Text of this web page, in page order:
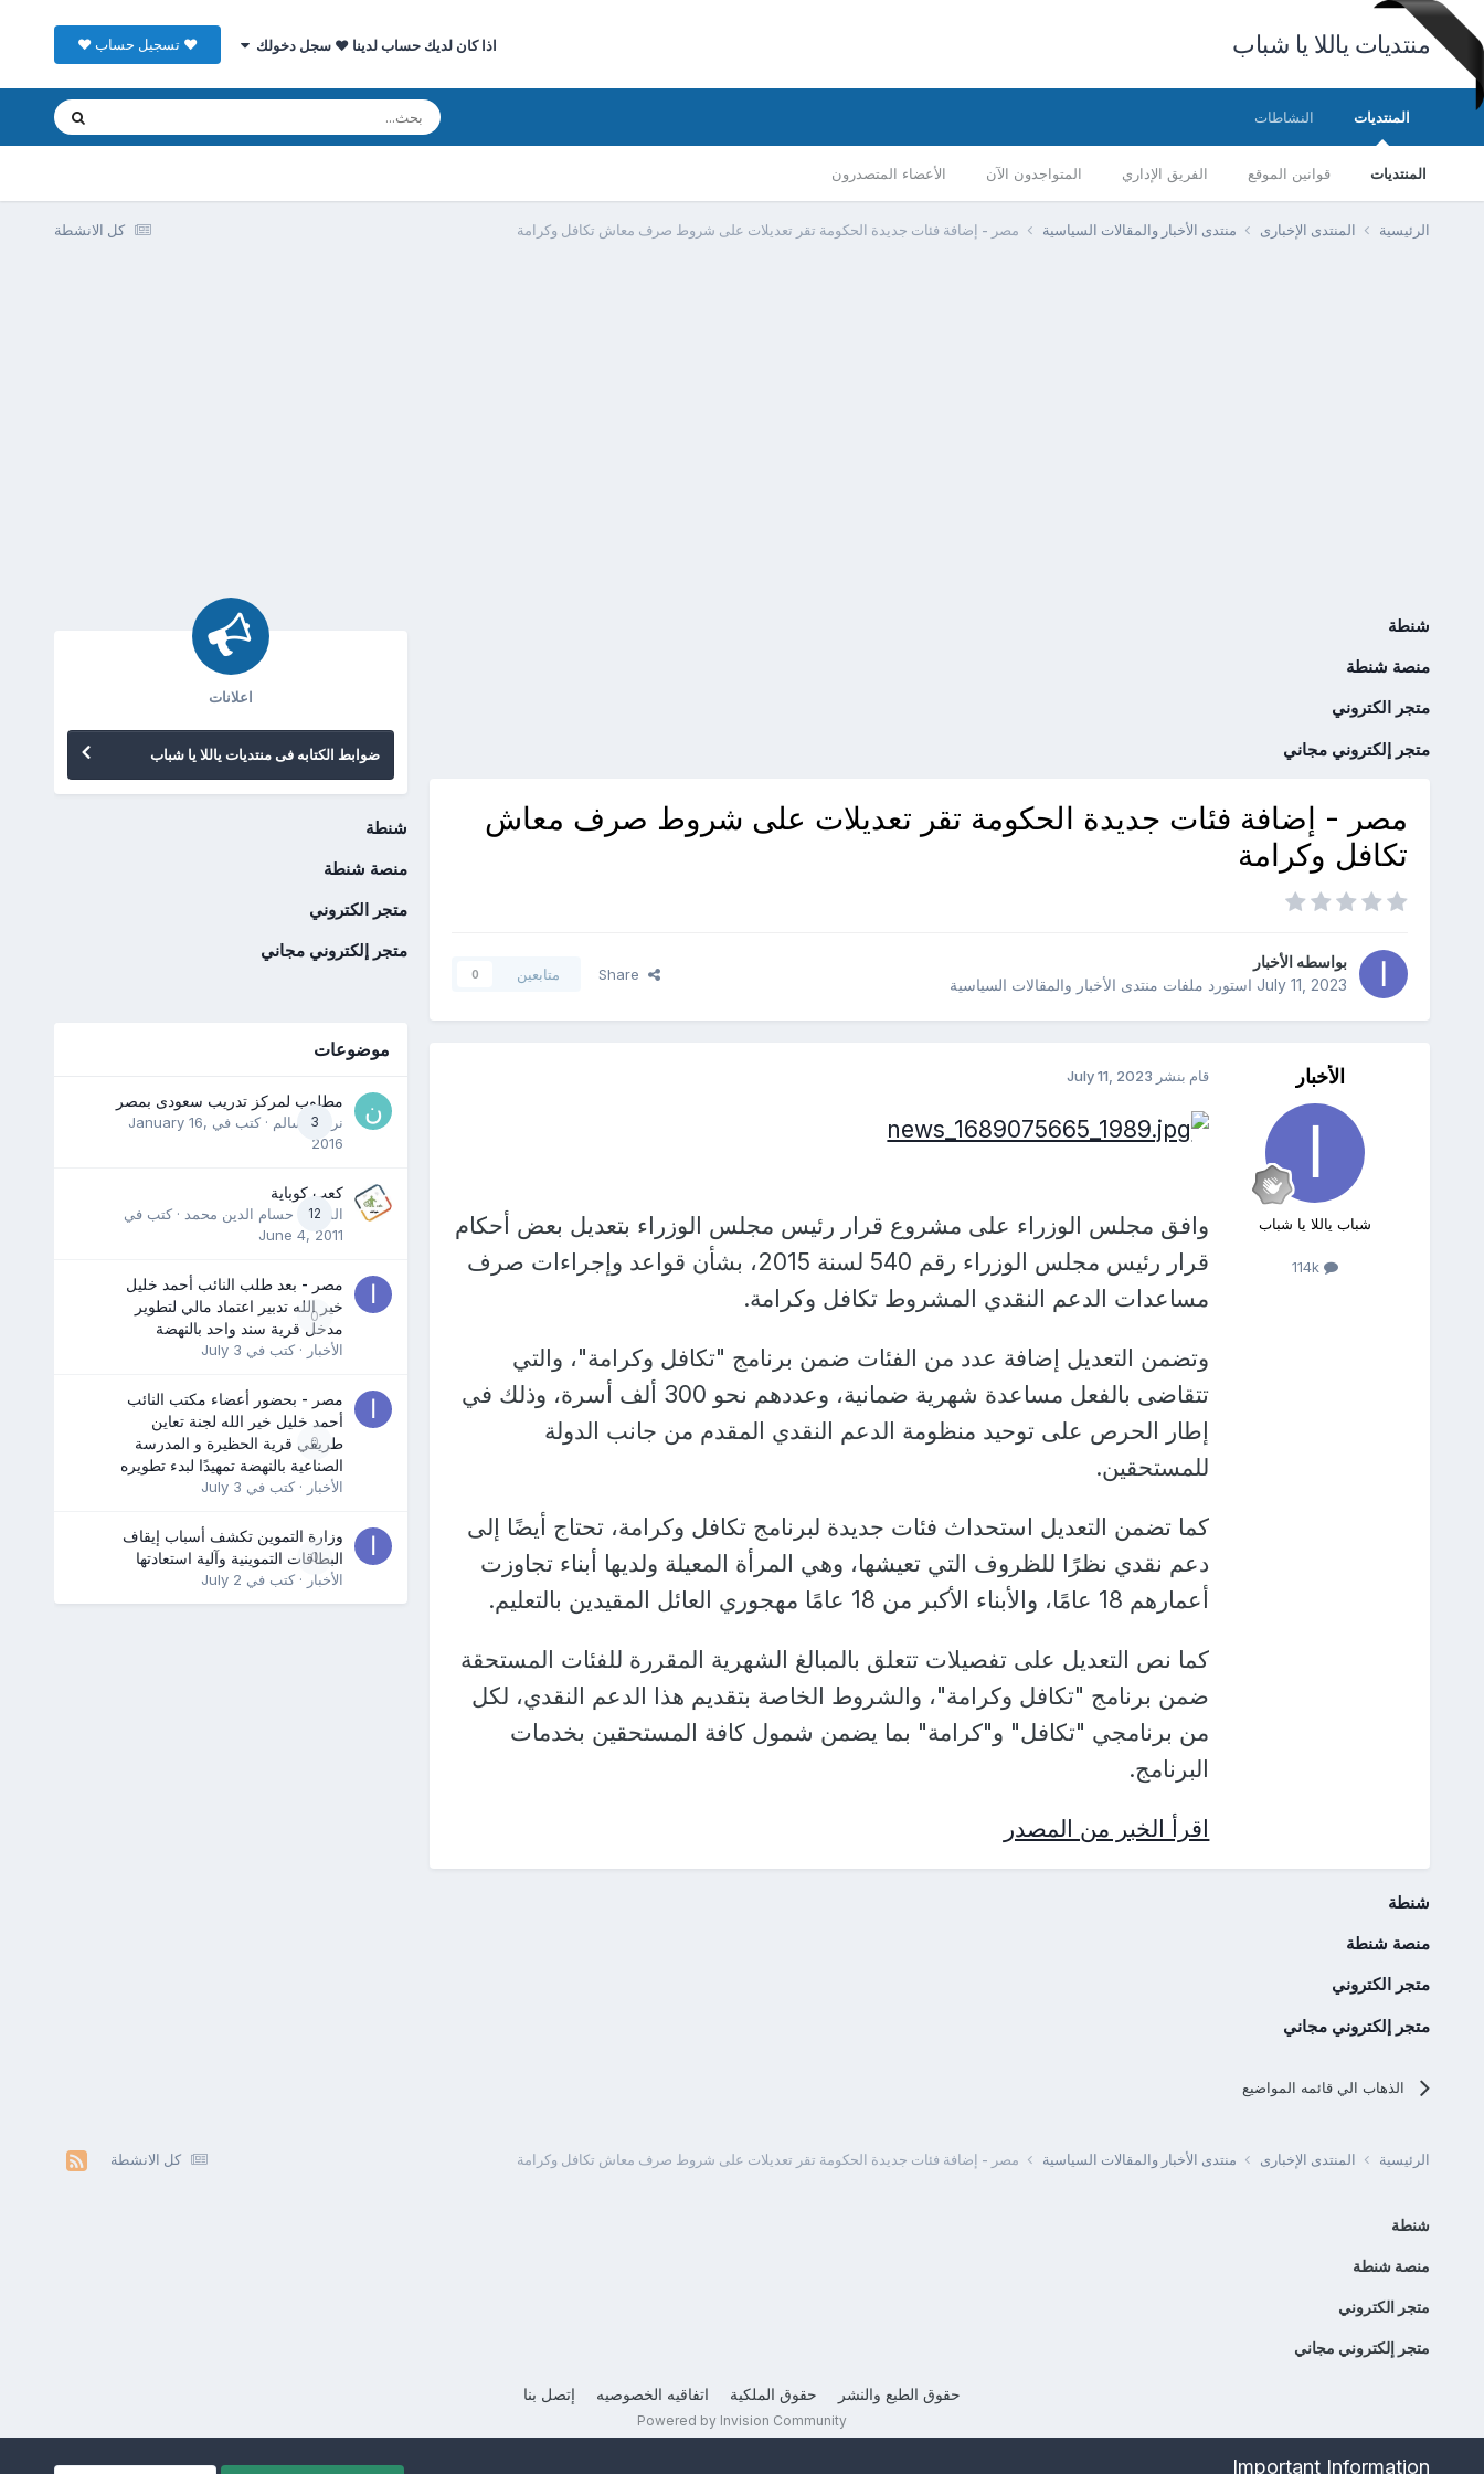
منتديات ياللا يا شباب اذا كان لديك حساب لدينا ♥ سجل دخولك ♥ تسجيل حساب ♥
المنتديات
المنتديات قوانين الموقع الفريق الإداري المتواجدون الآن الأعضاء المتصدرون
النشاطات
كل الانشطة الرئيسية المنتدى الإخبارى منتدى الأخبار والمقالات السياسية مصر - إضافة فئات جديدة الحكومة تقر تعديلات على شروط صرف معاش تكافل وكرامة
شنطة
منصة شنطة
متجر الكتروني
متجر إلكتروني مجاني
مصر - إضافة فئات جديدة الحكومة تقر تعديلات على شروط صرف معاش
تكافل وكرامة
بواسطه الأخبار
July 11, 2023استورد ملفات منتدى الأخبار والمقالات السياسية
Share متابعين 0
الأخبار
شباب ياللا يا شباب
114k
قام بنشر July 11, 2023
وافق مجلس الوزراء على مشروع قرار رئيس مجلس الوزراء بتعديل بعض أحكام
قرار رئيس مجلس الوزراء رقم 540 لسنة 2015، بشأن قواعد وإجراءات صرف
مساعدات الدعم النقدي المشروط تكافل وكرامة.
وتضمن التعديل إضافة عدد من الفئات ضمن برنامج "تكافل وكرامة"، والتي
تتقاضى بالفعل مساعدة شهرية ضمانية، وعددهم نحو 300 ألف أسرة، وذلك في
إطار الحرص على توحيد منظومة الدعم النقدي المقدم من جانب الدولة
للمستحقين.
كما تضمن التعديل استحداث فئات جديدة لبرنامج تكافل وكرامة، تحتاج أيضًا إلى
دعم نقدي نظرًا للظروف التي تعيشها، وهي المرأة المعيلة ولديها أبناء تجاوزت
أعمارهم 18 عامًا، والأبناء الأكبر من 18 عامًا مهجوري العائل المقيدين بالتعليم.
كما نص التعديل على تفصيلات تتعلق بالمبالغ الشهرية المقررة للفئات المستحقة
ضمن برنامج "تكافل وكرامة"، والشروط الخاصة بتقديم هذا الدعم النقدي، لكل
من برنامجي "تكافل" و"كرامة" بما يضمن شمول كافة المستحقين بخدمات
البرنامج.
اقرأ الخبر من المصدر
شنطة
منصة شنطة
متجر الكتروني
متجر إلكتروني مجاني
الذهاب الي قائمه المواضيع
اعلانات
ضوابط الكتابه فى منتديات ياللا يا شباب
شنطة
منصة شنطة
متجر الكتروني
متجر إلكتروني مجاني
موضوعات
3
مطلوب لمركز تدريب سعودى بمصر
نرمين سالم · كتب في January 16,
2016
12
كعب كوباية
المدرب حسام الدين محمد · كتب في
June 4, 2011
0
مصر - بعد طلب النائب أحمد خليل
خير الله تدبير اعتماد مالي لتطوير
مدخل قرية سند واحد بالنهضة
الأخبار · كتب في July 3
0
مصر - بحضور أعضاء مكتب النائب
أحمد خليل خير الله لجنة تعاين
طريقي قرية الحظيرة و المدرسة
الصناعية بالنهضة تمهيدًا لبدء تطويره
الأخبار · كتب في July 3
0
وزارة التموين تكشف أسباب إيقاف
البطاقات التموينية وآلية استعادتها
الأخبار · كتب في July 2
كل الانشطة الرئيسية المنتدى الإخبارى منتدى الأخبار والمقالات السياسية مصر - إضافة فئات جديدة الحكومة تقر تعديلات على شروط صرف معاش تكافل وكرامة
شنطة
منصة شنطة
متجر الكتروني
متجر إلكتروني مجاني
حقوق الطبع والنشر حقوق الملكية اتفاقيه الخصوصيه إتصل بنا
Powered by Invision Community
Important Information